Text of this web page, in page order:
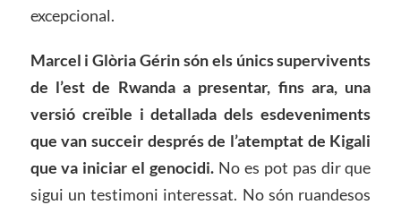
excepcional.
Marcel i Glòria Gérin són els únics supervivents
de l’est de Rwanda a presentar, fins ara, una
versió creïble i detallada dels esdeveniments
que van succeir després de l’atemptat de Kigali
que va iniciar el genocidi. No es pot pas dir que
sigui un testimoni interessat. No són ruandesos